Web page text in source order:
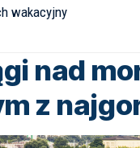
wakacyjny
nad
z